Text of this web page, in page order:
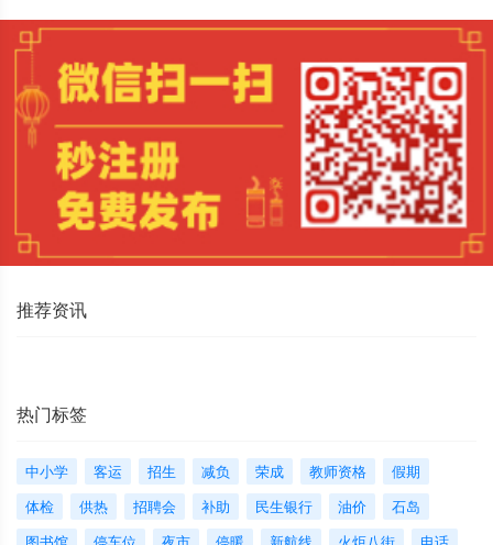
推荐资讯
热门标签
中小学 客运 招生 减负 荣成 教师资格
假期
体检
供热 招聘会 补助 民生银行 油价
石岛